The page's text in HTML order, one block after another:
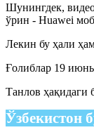
Шунингдек,
ўрин - Huawei
Лекин бу ҳали
Ғолиблар 19
Танлов ҳақидаги
Ўзбекистон